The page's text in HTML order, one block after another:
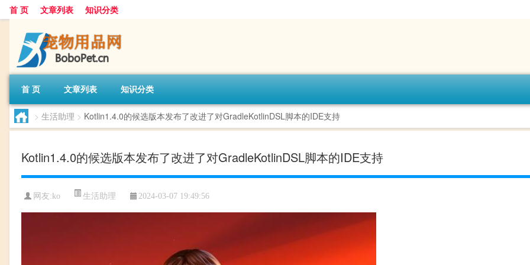
首 页 文章列表 知识分类
首 页 文章列表 知识分类
> 生活助理 > Kotlin1.4.0的候选版本发布了改进了对GradleKotlinDSL脚本的IDE支持
Kotlin1.4.0的候选版本发布了改进了对GradleKotlinDSL脚本的IDE支持
网友: ko 生活助理 2024-03-07 19:49:56